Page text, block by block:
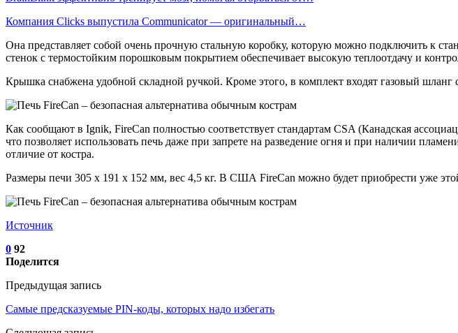
Компания Clicks выпустила Communicator — оригинальный…
Она представляет собой очень прочную стальную коробку, которую можно подключить к
стенок с термостойким порошковым покрытием обеспечивает высокую теплоотдачу и
Крышка снабжена удобной складной ручкой. Кроме этого, в комплект входят газовый
Как сообщают в Ignik, FireCan полностью соответствует стандартам CSA (Канадская
что позволяет использовать печь даже при запрете на разведение огня и при наличии
отличие от костра.
Размеры печи 305 х 191 х 152 мм, вес 4,5 кг. В США FireCan можно будет приобрести уже
Источник
0 92
Поделится
Предыдущая запись
Самые предсказуемые PIN-коды, которых надо избегать